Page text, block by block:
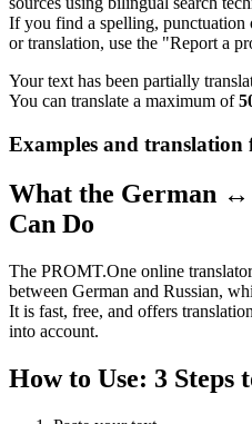
If you find a spelling, punctuation
or translation, use the "Report a
Your text has been partially
You can translate a maximum of
Examples and translation
What the German
Can Do
The PROMT.One online
between German and Russian,
It is fast, free, and offers
into account.
How to Use: 3 Steps